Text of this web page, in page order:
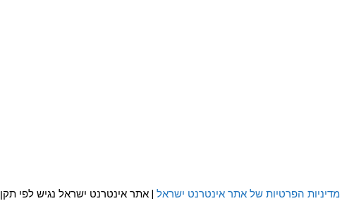
מדיניות הפרטיות של אתר אינטרנט ישראל | אתר אינטרנט ישראל נגיש לפי תקן WCAG 2.0 AA